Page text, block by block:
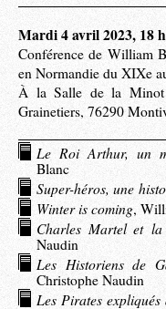
Mardi 4 avril 2023, 18
Conférence de William
en Normandie du XIXe
À la Salle de la Minot
Grainetiers, 76290
Le Roi Arthur, un
Blanc
Super-héros, une
Winter is coming,
Charles Martel et
Naudin
Les Historiens de
Christophe Naudin
Les Pirates